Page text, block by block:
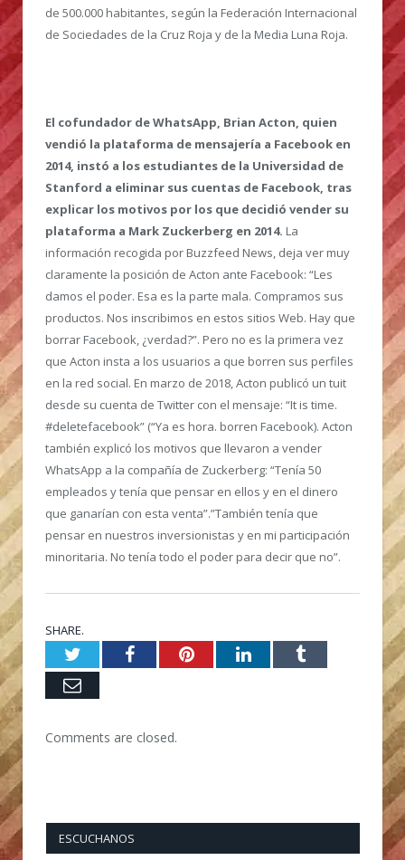
de 500.000 habitantes, según la Federación Internacional
de Sociedades de la Cruz Roja y de la Media Luna Roja.
El cofundador de WhatsApp, Brian Acton, quien
vendió la plataforma de mensajería a Facebook en
2014, instó a los estudiantes de la Universidad de
Stanford a eliminar sus cuentas de Facebook, tras
explicar los motivos por los que decidió vender su
plataforma a Mark Zuckerberg en 2014. La
información recogida por Buzzfeed News, deja ver muy
claramente la posición de Acton ante Facebook: “Les
damos el poder. Esa es la parte mala. Compramos sus
productos. Nos inscribimos en estos sitios Web. Hay que
borrar Facebook, ¿verdad?”. Pero no es la primera vez
que Acton insta a los usuarios a que borren sus perfiles
en la red social. En marzo de 2018, Acton publicó un tuit
desde su cuenta de Twitter con el mensaje: “It is time.
#deletefacebook” (“Ya es hora. borren Facebook). Acton
también explicó los motivos que llevaron a vender
WhatsApp a la compañía de Zuckerberg: “Tenía 50
empleados y tenía que pensar en ellos y en el dinero
que ganarían con esta venta”.”También tenía que
pensar en nuestros inversionistas y en mi participación
minoritaria. No tenía todo el poder para decir que no”.
SHARE.
TwitterFacebookPinterestLinkedInTumblr
Email
Comments are closed.
ESCUCHANOS